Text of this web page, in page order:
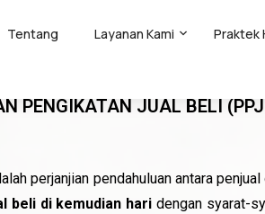
Tentang Layanan Kami Praktek
Jual Beli (PPJB)
PENGIKATAN JUAL BELI
perjanjian pendahuluan antara
beli di kemudian hari dengan syarat-